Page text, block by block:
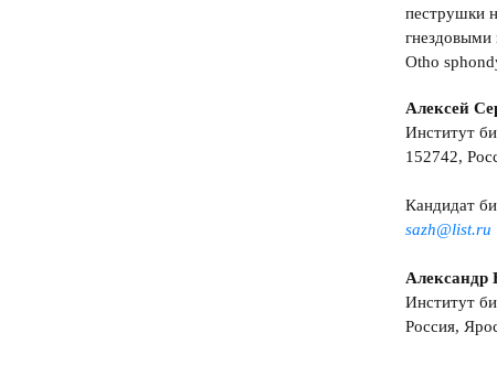
пеструшки
Otho
Алексей
Институт
152742,
Кандидат
sazh@list.ru
Александр
Институт
Россия,